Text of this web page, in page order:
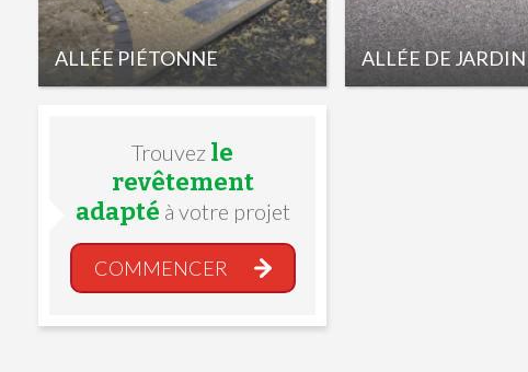
ALLÉE PIÉTONNE ALLÉE DE JARDIN
Trouvez le
revêtement
adapté à votre projet
COMMENCER